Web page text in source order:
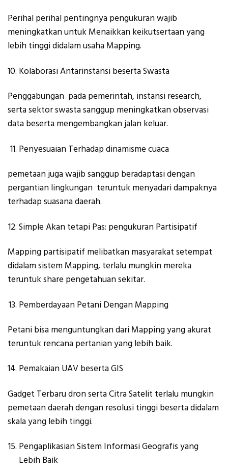
Perihal perihal pentingnya pengukuran wajib
meningkatkan untuk Menaikkan keikutsertaan yang
lebih tinggi didalam usaha Mapping.
Kolaborasi Antarinstansi beserta Swasta
Penggabungan pada pemerintah, instansi research,
serta sektor swasta sanggup meningkatkan observasi
data beserta mengembangkan jalan keluar.
Penyesuaian Terhadap dinamisme cuaca
pemetaan juga wajib sanggup beradaptasi dengan
pergantian lingkungan teruntuk menyadari dampaknya
terhadap suasana daerah.
Simple Akan tetapi Pas: pengukuran Partisipatif
Mapping partisipatif melibatkan masyarakat setempat
didalam sistem Mapping, terlalu mungkin mereka
teruntuk share pengetahuan sekitar.
Pemberdayaan Petani Dengan Mapping
Petani bisa menguntungkan dari Mapping yang akurat
teruntuk rencana pertanian yang lebih baik.
Pemakaian UAV beserta GIS
Gadget Terbaru dron serta Citra Satelit terlalu mungkin
pemetaan daerah dengan resolusi tinggi beserta didalam
skala yang lebih tinggi.
Pengaplikasian Sistem Informasi Geografis yang
Lebih Baik